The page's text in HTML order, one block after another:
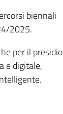
biennali
2025.
per il presidio
e digitale,